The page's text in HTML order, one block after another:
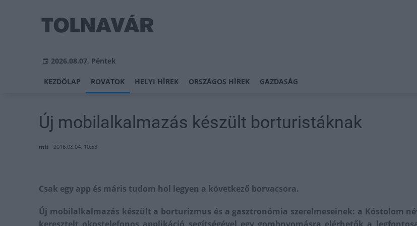
2026.08.07, Péntek
KEZDŐLAP ROVATOK HELYI HÍREK ORSZÁGOS HÍREK GAZDASÁG
Új mobilalkalmazás készült borturistáknak
mti 2016.08.04. 10:53
Csak egy app és máris tudom hol legyen a következő borvacsora.
Új mobilalkalmazás készült a borturizmus és a gasztronómia szerelmeseinek: a Kóstolom